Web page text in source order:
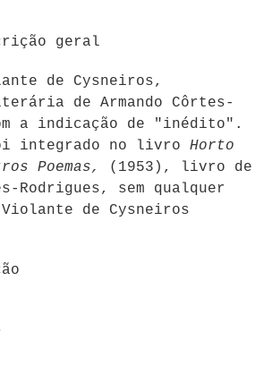
geral
de Cysneiros,
de Armando Côrtes-
a indicação de "inédito".
integrado no livro Horto
Poemas,
(1953), livro de
Rodrigues, sem qualquer
de Cysneiros